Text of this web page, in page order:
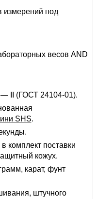
измерений под
весов AND
II (ГОСТ 24104-01).
SHS.
комплект поставки
кожух.
карат, фунт
штучного